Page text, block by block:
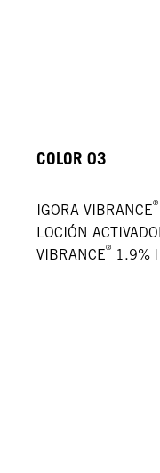
COLOR 03
IGORA VIBRANCE®
LOCIÓN
VIBRANCE®1.9% |